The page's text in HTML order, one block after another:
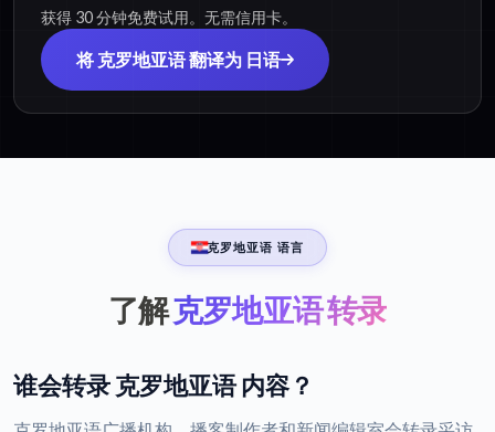
获得 30 分钟免费试用。无需信用卡。
将 克罗地亚语 翻译为 日语
克罗地亚语 语言
了解克罗地亚语 转录
谁会转录 克罗地亚语 内容？